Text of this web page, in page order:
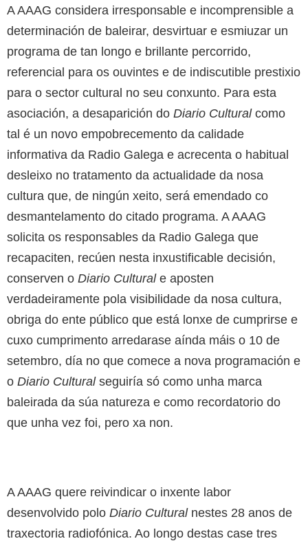
A AAAG considera irresponsable e incomprensible a
determinación de baleirar, desvirtuar e esmiuzar un
programa de tan longo e brillante percorrido,
referencial para os ouvintes e de indiscutible prestixio
para o sector cultural no seu conxunto. Para esta
asociación, a desaparición do Diario Culturalcomo
tal é un novo empobrecemento da calidade
informativa da Radio Galega e acrecenta o habitual
desleixo no tratamento da actualidade da nosa
cultura que, de ningún xeito, será emendado co
desmantelamento do citado programa. A AAAG
solicita os responsables da Radio Galega que
recapaciten, recúen nesta inxustificable decisión,
conserven o Diario Culturale aposten
verdadeiramente pola visibilidade da nosa cultura,
obriga do ente público que está lonxe de cumprirse e
cuxo cumprimento arredarase aínda máis o 10 de
setembro, día no que comece a nova programación e
o Diario Culturalseguiría só como unha marca
baleirada da súa natureza e como recordatorio do
que unha vez foi, pero xa non.
A AAAG quere reivindicar o inxente labor
desenvolvido polo Diario Culturalnestes 28 anos de
traxectoria radiofónica. Ao longo destas case tres